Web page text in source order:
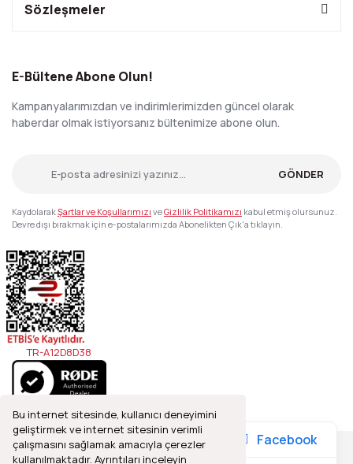
Bu internet sitesinde, kullanıcı deneyimini
geliştirmek ve internet sitesinin verimli
çalışmasını sağlamak amacıyla çerezler
kullanılmaktadır. Ayrıntıları inceleyin
Sözleşmeler
E-Bültene Abone Olun!
Kampanyalarımızdan ve indirimlerimizden güncel olarak
haberdar olmak istiyorsanız bültenimize abone olun.
GÖNDER
KaydolarakŞartlar ve Koşullarımızı veGizlilik Politikamızı kabul etmiş olursunuz.
Devre dışı bırakmak için e-postalarımızda Abonelikten Çık'a tıklayın.
TR-A12D8D38
Facebook